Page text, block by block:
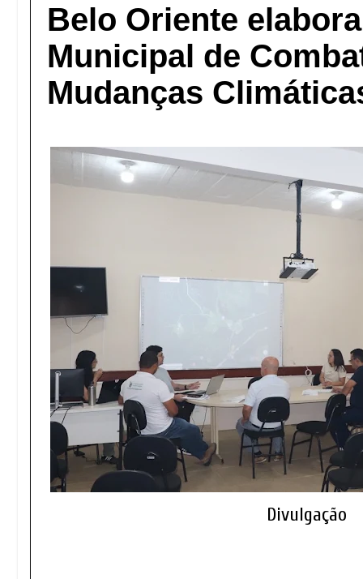
Belo Oriente
Municipal de
Mudanças
Divulgação